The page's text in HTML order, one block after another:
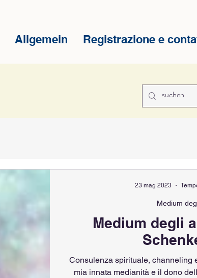
Allgemein Registrazione e
Medium degli
Consulenza spirituale, channeling
Medium
23 mag 2023